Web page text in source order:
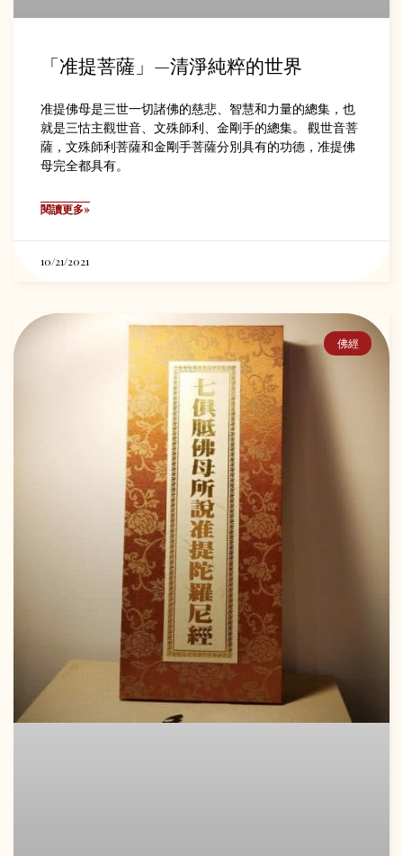
「准提菩薩」—清淨純粹的世界
准提佛母是三世一切諸佛的慈悲、智慧和力量的總集，也
就是三怙主觀世音、文殊師利、金剛手的總集。 觀世音菩
薩，文殊師利菩薩和金剛手菩薩分別具有的功德，准提佛
母完全都具有。
閱讀更多»
10/21/2021
佛經